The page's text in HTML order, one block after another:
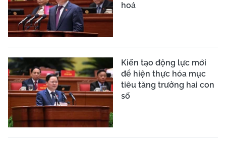
hoá
Kiến tạo động lực mới
để hiện thực hóa mục
tiêu tăng trưởng hai con
số